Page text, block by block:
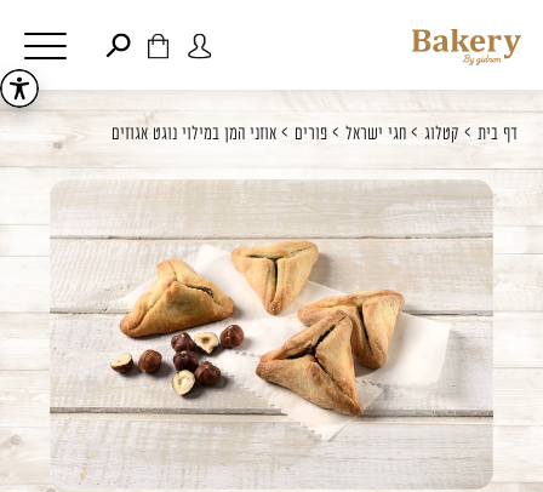
חלונית
עגלה
חלונית
משתמש
אין מוצרים בעגלה
סגור
כבר רשומים? התחברו
זכור אותי שכחתי סיסמה
דף בית קטלוג חגי ישראל פורים אוזני המן במילוי נוגט אגוזים